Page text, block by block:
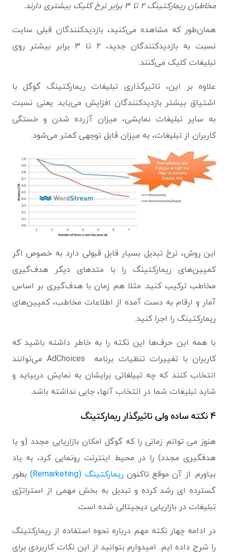
مخاطبان ریمارکتینگ ۲ تا ۳ برابر نرخ کلیک بیشتری دارند.
همان‌طور که مشاهده می‌کنید، بازدیدکنندگان قبلی سایت
نسبت به بازدیدکنندگان جدید، ۲ تا ۳ برابر بیشتر روی
تبلیغات کلیک می‌کنند.
علاوه بر این، تاثیرگذاری تبلیغات ریمارکتینگ گوگل با
اشتیاق بیشتر بازدیدکنندگان افزایش می‌یابد. یعنی نسبت
به سایر تبلیغات نمایشی، میزان آزرده شدن و خستگی
کاربران از تبلیغات، به میزان قابل توجهی کمتر می‌شود.
این روش، نرخ تبدیل بسیار قابل قبولی دارد به خصوص اگر
کمپین‌های ریمارکتینگ را با متدهای دیگر هدف‌گیری
مخاطب ترکیب کنید. مثلا هم زمان با هدف‌گیری بر اساس
آمار و ارقام به دست آمده از اطلاعات مخاطب، کمپین‌های
ریمارکتینگ را اجرا کنید.
با همه این حرف‌ها این نکته را به خاطر داشته باشید که
کاربران با تغییرات تنظیات برنامه AdChoices می‌توانند
انتخاب کنند که چه تبیلغاتی برایشان به نمایش دربیاید و
شاید تبلیغات شما در انتخاب آنها، جایی نداشته باشد.
۴ نکته ساده ولی تاثیرگذار ریمارکتینگ
هنوز می توانم زمانی را که گوگل امکان بازاریابی مجدد (و یا
هدفگیری مجدد) را در محیط اینترنت رونمایی کرد، به یاد
بیاورم. از آن موقع تاکنونریمارکتینگ (Remarketing)
بطور
گسترده ای رشد کرده و تبدیل به بخش مهمی از استراتژی
تبلیغات در بازاریابی دیجیتالی شده است.
در ادامه چهار نکته مهم درباره نحوه استفاده از ریمارکتینگ
را شرح داده ایم. امیدوارم بتوانید از این نکات کاربردی برای